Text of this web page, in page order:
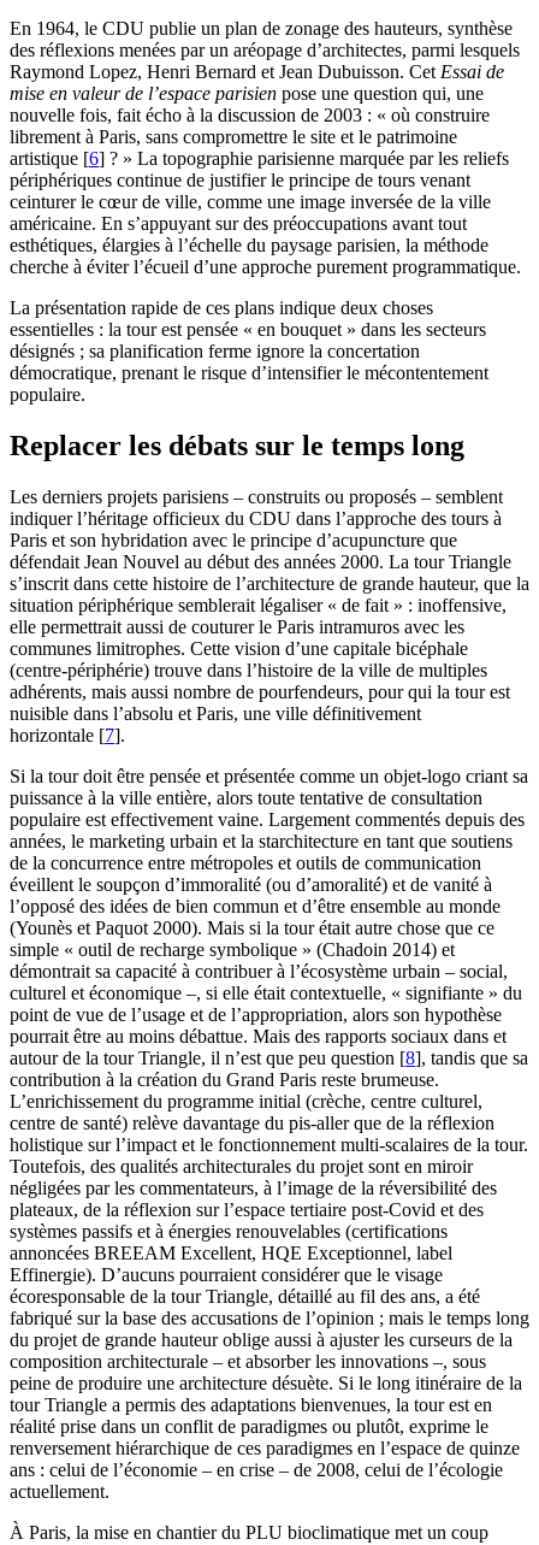
En 1964, le CDU publie un plan de zonage des hauteurs, synthèse
des réflexions menées par un aréopage d’architectes, parmi lesquels
Raymond Lopez, Henri Bernard et Jean Dubuisson. CetEssai de
mise en valeur de l’espace parisien pose une question qui, une
nouvelle fois, fait écho à la discussion de 2003 : « où construire
librement à Paris, sans compromettre le site et le patrimoine
artistique [6] ? » La topographie parisienne marquée par les reliefs
périphériques continue de justifier le principe de tours venant
ceinturer le cœur de ville, comme une image inversée de la ville
américaine. En s’appuyant sur des préoccupations avant tout
esthétiques, élargies à l’échelle du paysage parisien, la méthode
cherche à éviter l’écueil d’une approche purement programmatique.
La présentation rapide de ces plans indique deux choses
essentielles : la tour est pensée « en bouquet » dans les secteurs
désignés ; sa planification ferme ignore la concertation
démocratique, prenant le risque d’intensifier le mécontentement
populaire.
Replacer les débats sur le temps long
Les derniers projets parisiens – construits ou proposés – semblent
indiquer l’héritage officieux du CDU dans l’approche des tours à
Paris et son hybridation avec le principe d’acupuncture que
défendait Jean Nouvel au début des années 2000. La tour Triangle
s’inscrit dans cette histoire de l’architecture de grande hauteur, que la
situation périphérique semblerait légaliser « de fait » : inoffensive,
elle permettrait aussi de couturer le Paris intramuros avec les
communes limitrophes. Cette vision d’une capitale bicéphale
(centre-périphérie) trouve dans l’histoire de la ville de multiples
adhérents, mais aussi nombre de pourfendeurs, pour qui la tour est
nuisible dans l’absolu et Paris, une ville définitivement
horizontale [7].
Si la tour doit être pensée et présentée comme un objet-logo criant sa
puissance à la ville entière, alors toute tentative de consultation
populaire est effectivement vaine. Largement commentés depuis des
années, le marketing urbain et la starchitecture en tant que soutiens
de la concurrence entre métropoles et outils de communication
éveillent le soupçon d’immoralité (ou d’amoralité) et de vanité à
l’opposé des idées de bien commun et d’être ensemble au monde
(Younès et Paquot 2000). Mais si la tour était autre chose que ce
simple « outil de recharge symbolique » (Chadoin 2014) et
démontrait sa capacité à contribuer à l’écosystème urbain – social,
culturel et économique –, si elle était contextuelle, « signifiante » du
point de vue de l’usage et de l’appropriation, alors son hypothèse
pourrait être au moins débattue. Mais des rapports sociaux dans et
autour de la tour Triangle, il n’est que peu question [8], tandis que sa
contribution à la création du Grand Paris reste brumeuse.
L’enrichissement du programme initial (crèche, centre culturel,
centre de santé) relève davantage du pis-aller que de la réflexion
holistique sur l’impact et le fonctionnement multi-scalaires de la tour.
Toutefois, des qualités architecturales du projet sont en miroir
négligées par les commentateurs, à l’image de la réversibilité des
plateaux, de la réflexion sur l’espace tertiaire post-Covid et des
systèmes passifs et à énergies renouvelables (certifications
annoncées BREEAM Excellent, HQE Exceptionnel, label
Effinergie). D’aucuns pourraient considérer que le visage
écoresponsable de la tour Triangle, détaillé au fil des ans, a été
fabriqué sur la base des accusations de l’opinion ; mais le temps long
du projet de grande hauteur oblige aussi à ajuster les curseurs de la
composition architecturale – et absorber les innovations –, sous
peine de produire une architecture désuète. Si le long itinéraire de la
tour Triangle a permis des adaptations bienvenues, la tour est en
réalité prise dans un conflit de paradigmes ou plutôt, exprime le
renversement hiérarchique de ces paradigmes en l’espace de quinze
ans : celui de l’économie – en crise – de 2008, celui de l’écologie
actuellement.
À Paris, la mise en chantier du PLU bioclimatique met un coup